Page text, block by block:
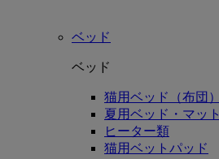
ベッド
ベッド
猫用ベッド（布団）
夏用ベッド・マット
ヒーター類
猫用ベットパッド